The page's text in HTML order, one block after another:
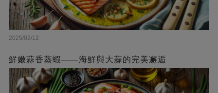
2025/02/12
鮮嫩蒜香蒸蝦——海鮮與大蒜的完美邂逅